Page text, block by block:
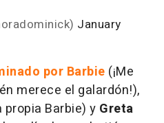
January
por Barbie (¡Me
merece el galardón!),
propia Barbie) y Greta